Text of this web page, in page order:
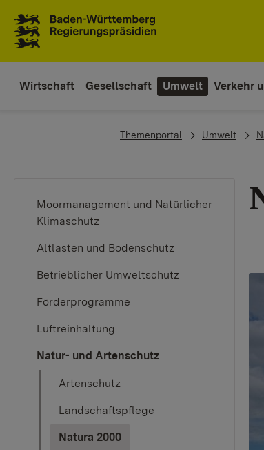
Wirtschaft Gesellschaft Umwelt Verkehr
You are here:
Themenportal Umwelt
Moormanagement und Natürlicher
Klimaschutz
Altlasten und Bodenschutz
Betrieblicher Umweltschutz
Förderprogramme
Luftreinhaltung
Natur- und Artenschutz
Artenschutz
Landschaftspflege
Natura 2000(current)